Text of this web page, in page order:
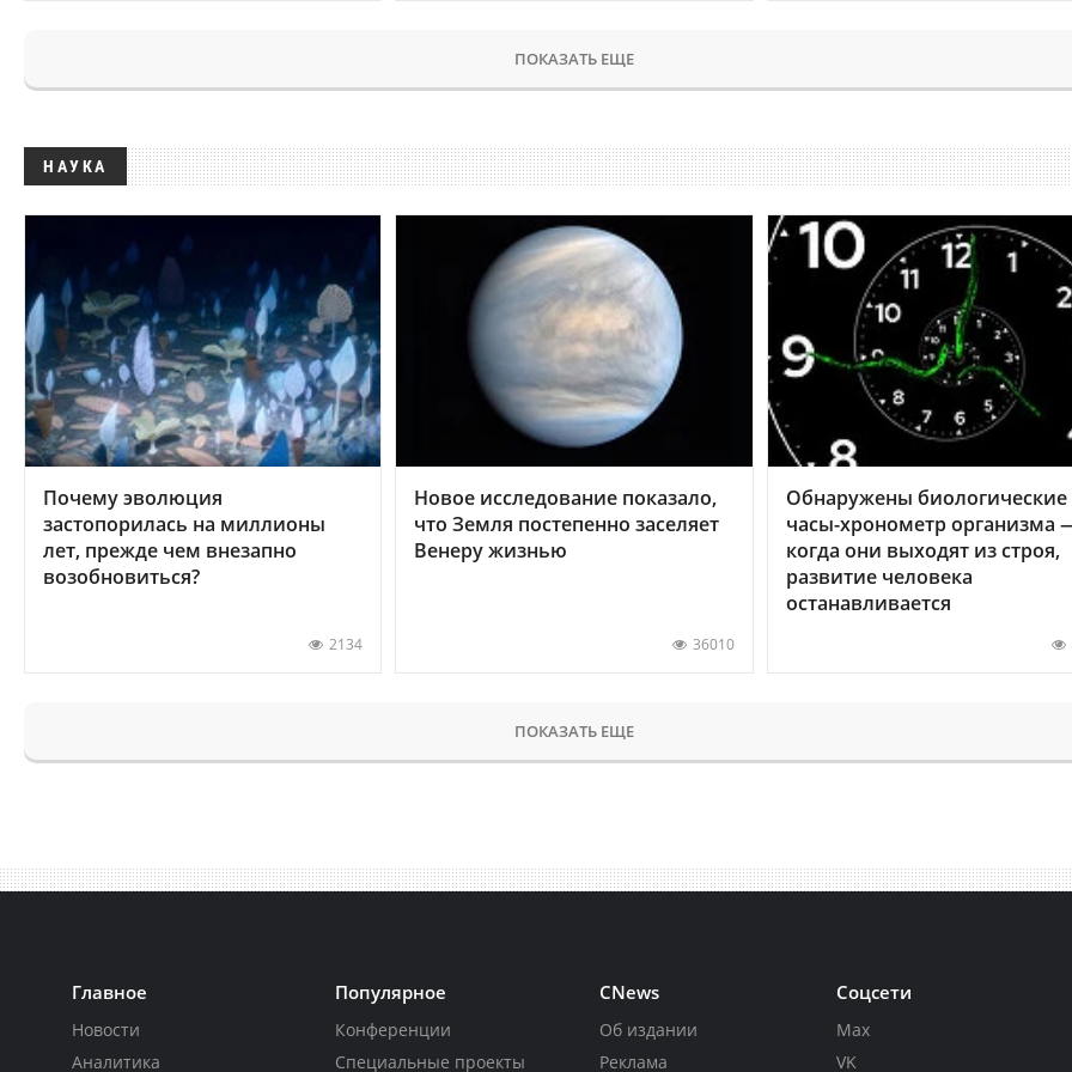
ПОКАЗАТЬ ЕЩЕ
НАУКА
Почему эволюция
застопорилась на миллионы
лет, прежде чем внезапно
возобновиться?
2134
Новое исследование показало,
что Земля постепенно заселяет
Венеру жизнью
36010
Обнаружены биологические
часы-хронометр организма
когда они выходят из строя,
развитие человека
останавливается
ПОКАЗАТЬ ЕЩЕ
Главное
Новости
Аналитика
Популярное
Конференции
Специальные проекты
CNews
Об издании
Реклама
Соцсети
Max
VK